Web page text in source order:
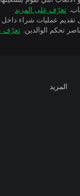
تعرّف على المزيد
تقديم عمليات شراء داخل
تحكم الوالدين. تعرّف
المزيد